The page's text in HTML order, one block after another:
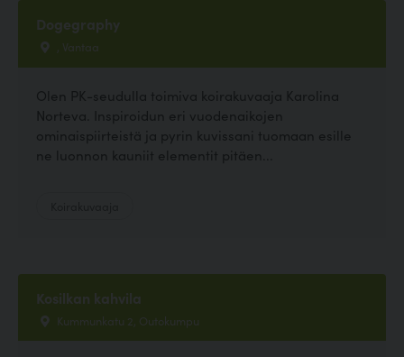
Dogegraphy
, Vantaa
Olen PK-seudulla toimiva koirakuvaaja Karolina
Norteva. Inspiroidun eri vuodenaikojen
ominaispiirteistä ja pyrin kuvissani tuomaan esille
ne luonnon kauniit elementit pitäen...
Kosilkan kahvila
Kummunkatu 2, Outokumpu